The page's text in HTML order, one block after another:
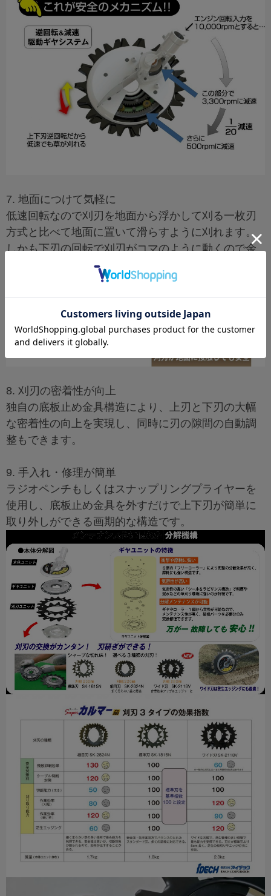
7. 地面につけて気軽に
低速回転なので刈刃を地面から浮かして刈る一枚刃
方式と比べて地面に置いて滑らすように刈れます。
しかも下刃の回転で刈刃がコマのように動くので余
分な力がいりません。
8. 刈刃の密着性が向上
独自の底板止め金具構造により、上刃と下刃の大幅
な密着性の向上を実現し、同時に刃の隙間の自動調
整もできます。
9. 手入れ・修理が簡単
ラジオペンチもしくはスナップリングプライヤーを
使用し、底板止め金具を外すだけで上下刃が簡単に
取り外しができる画期的な構造です。